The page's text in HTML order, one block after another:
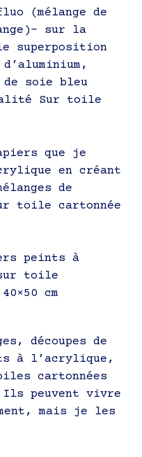
(mélange de
sur la
superposition
soie bleu
Sur toile
que je
en créant
de
toile cartonnée
peints à
toile
cm
découpes de
à l’acrylique,
cartonnées
Ils peuvent vivre
mais je les